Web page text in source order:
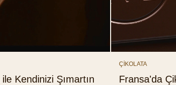
Kendinizi Şımartın
ÇİKOLATA
Fransa'da